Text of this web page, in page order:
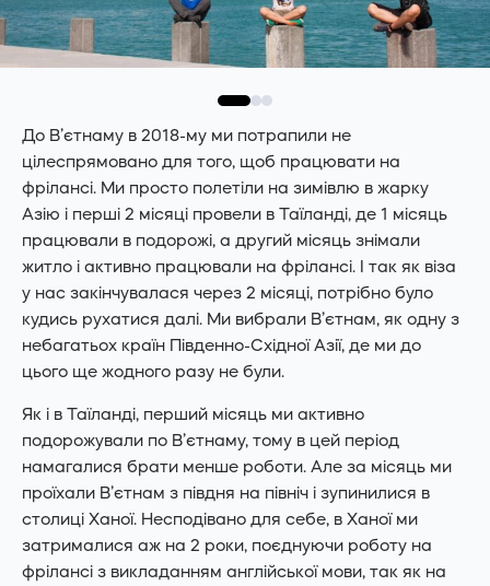
До В’єтнаму в 2018-му ми потрапили не
цілеспрямовано для того, щоб працювати на
фрілансі. Ми просто полетіли на зимівлю в жарку
Азію і перші 2 місяці провели в Таїланді, де 1 місяць
працювали в подорожі, а другий місяць знімали
житло і активно працювали на фрілансі. І так як віза
у нас закінчувалася через 2 місяці, потрібно було
кудись рухатися далі. Ми вибрали В’єтнам, як одну з
небагатьох країн Південно-Східної Азії, де ми до
цього ще жодного разу не були.
Як і в Таїланді, перший місяць ми активно
подорожували по В’єтнаму, тому в цей період
намагалися брати менше роботи. Але за місяць ми
проїхали В’єтнам з півдня на північ і зупинилися в
столиці Ханої. Несподівано для себе, в Ханої ми
затрималися аж на 2 роки, поєднуючи роботу на
фрілансі з викладанням англійської мови, так як на